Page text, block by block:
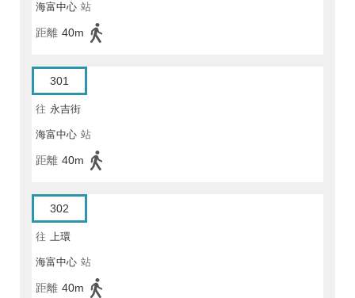
海富中心 站
距離 40m
301
往 永吉街
海富中心 站
距離 40m
302
往 上環
海富中心 站
距離 40m